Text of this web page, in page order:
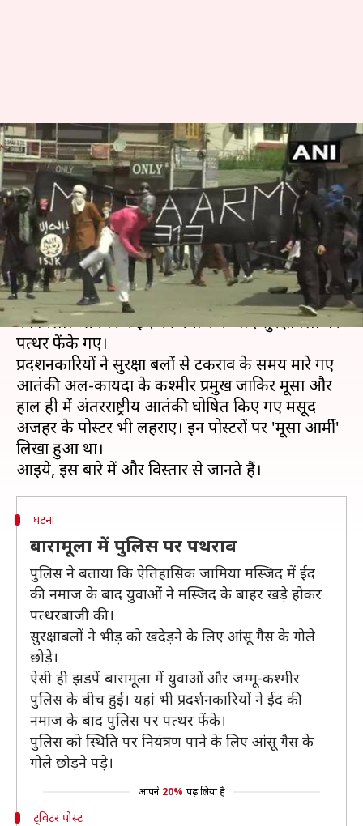
ईद के दिन घाटी में अशांति-
सुरक्षाबलों पर पथराव, आतंकियों ने
महिला को गोली मारी
लेखन प्रमोद कुमार Jun 05, 2019 01:45 pm
क्या है खबर?
ईद के मौके पर घाटी में एक बार फिर विरोध-प्रदर्शन देखने
को मिला। श्रीनगर में ईद की नमाज के बाद सुरक्षाबलों पर
पत्थर फेंके गए।
प्रदर्शनकारियों ने सुरक्षा बलों से टकराव के समय मारे गए
आतंकी अल-कायदा के कश्मीर प्रमुख जाकिर मूसा और
हाल ही में अंतरराष्ट्रीय आतंकी घोषित किए गए मसूद
अजहर के पोस्टर भी लहराए। इन पोस्टरों पर 'मूसा आर्मी'
लिखा हुआ था।
घटना
बारामूला में पुलिस पर पथराव
पुलिस ने बताया कि ऐतिहासिक जामिया मस्जिद में ईद
की नमाज के बाद युवाओं ने मस्जिद के बाहर खड़े होकर
पत्थरबाजी की।
सुरक्षाबलों ने भीड़ को खदेड़ने के लिए आंसू गैस के गोले
छोड़े।
ऐसी ही झडपें बारामूला में युवाओं और जम्मू-कश्मीर
पुलिस के बीच हुई। यहां भी प्रदर्शनकारियों ने ईद की
नमाज के बाद पुलिस पर पत्थर फेंके।
पुलिस को स्थिति पर नियंत्रण पाने के लिए आंसू गैस के
गोले छोड़ने पड़े।
आपने 20% पढ़ लिया है
ट्विटर पोस्ट